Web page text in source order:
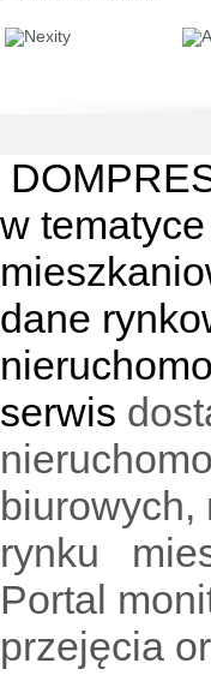
w
dane
serwis
biurowych,
rynku
Portal
przejęcia